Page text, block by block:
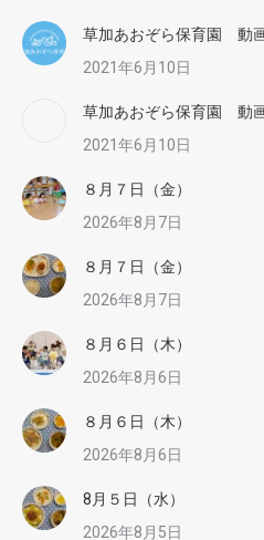
草加あおぞら保育園 動
2021年6月10日
草加あおぞら保育園 動
2021年6月10日
８月７日（金）
2026年8月7日
８月７日（金）
2026年8月7日
８月６日（木）
2026年8月6日
８月６日（木）
2026年8月6日
8月５日（水）
2026年8月5日